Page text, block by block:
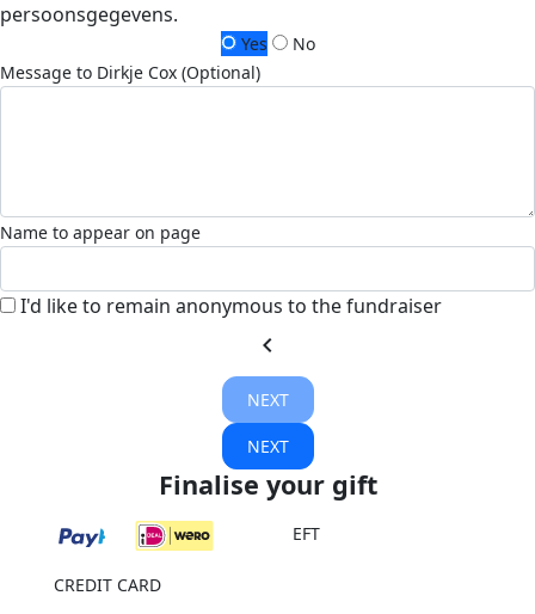
persoonsgegevens.
Yes
No
Message to Dirkje Cox (Optional)
Name to appear on page
I'd like to remain anonymous to the fundraiser
chevron_left
NEXT
NEXT
Finalise your gift
EFT
CREDIT CARD